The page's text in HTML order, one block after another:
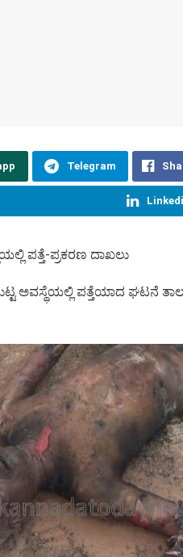
Telegram
ಪತ್ತೆ-ಪ್ರಕರಣ ದಾಖಲು
ಅವಸ್ಥೆಯಲ್ಲಿ ಪತ್ತೆಯಾದ ಘಟನೆ